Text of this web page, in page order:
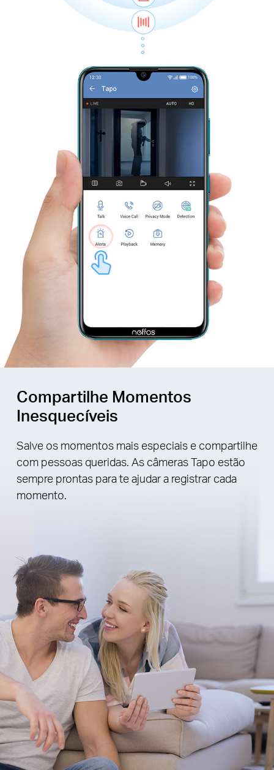
Compartilhe Momentos
Inesquecíveis
Salve os momentos mais especiais e compartilhe
com pessoas queridas. As câmeras Tapo estão
sempre prontas para te ajudar a registrar cada
momento.